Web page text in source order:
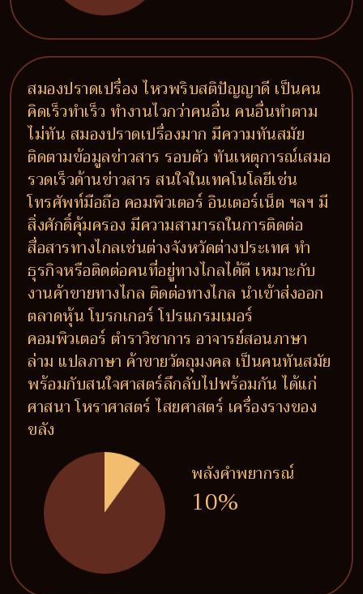
สมองปราดเปรื่อง ไหวพริบสติปัญญาดี เป็นคน
คิดเร็วทำเร็ว ทำงานไวกว่าคนอื่น คนอื่นทำตาม
ไม่ทัน สมองปราดเปรื่องมาก มีความทันสมัย
ติดตามข้อมูลข่าวสาร รอบตัว ทันเหตุการณ์เสมอ
รวดเร็วด้านข่าวสาร สนใจในเทคโนโลยีเช่น
โทรศัพท์มือถือ คอมพิวเตอร์ อินเตอร์เน็ต ฯลฯ มี
สิ่งศักดิ์คุ้มครอง มีความสามารถในการติดต่อ
สื่อสารทางไกลเช่นต่างจังหวัดต่างประเทศ ทำ
ธุรกิจหรือติดต่อคนที่อยู่ทางไกลได้ดี เหมาะกับ
งานค้าขายทางไกล ติดต่อทางไกล นำเข้าส่งออก
ตลาดหุ้น โบรกเกอร์ โปรแกรมเมอร์
คอมพิวเตอร์ ตำราวิชาการ อาจารย์สอนภาษา
ล่าม แปลภาษา ค้าขายวัตถุมงคล เป็นคนทันสมัย
พร้อมกับสนใจศาสตร์ลึกลับไปพร้อมกัน ได้แก่
ศาสนา โหราศาสตร์ ไสยศาสตร์ เครื่องรางของ
ขลัง
พลังคำพยากรณ์
10%